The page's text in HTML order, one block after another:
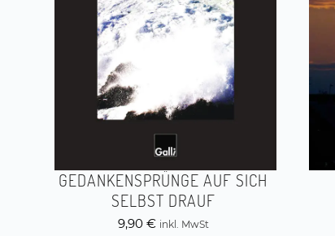
GEDANKENSPRÜNGE AUF SICH
SELBST DRAUF
9,90 € inkl. MwSt